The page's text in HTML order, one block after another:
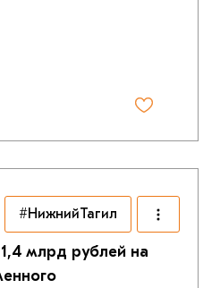
млрд рублей на
#НижнийТагил